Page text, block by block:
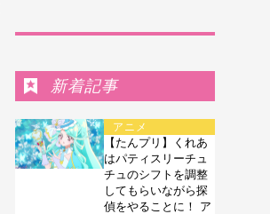
新着記事
アニメ
【たんプリ】くれあ
はパティスリーチュ
チュのシフトを調整
してもらいながら探
偵をやることに！ ア